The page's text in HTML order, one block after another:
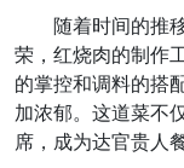
随着时间的推
荣，红烧肉的制作
的掌控和调料的搭
加浓郁。这道菜不
席，成为达官贵人